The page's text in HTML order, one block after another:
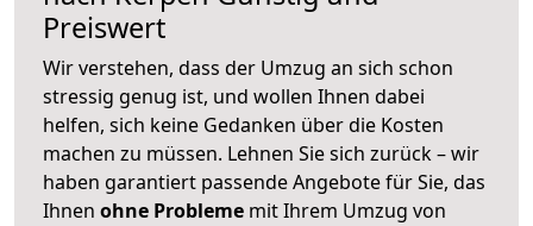
Preiswert
Wir verstehen, dass der Umzug an sich schon
stressig genug ist, und wollen Ihnen dabei
helfen, sich keine Gedanken über die Kosten
machen zu müssen. Lehnen Sie sich zurück – wir
haben garantiert passende Angebote für Sie, das
Ihnen ohne Probleme mit Ihrem Umzug von